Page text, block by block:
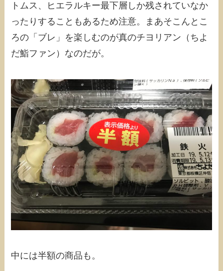
トムス、ヒエラルキー最下層しか残されていなか
ったりすることもあるため注意。まあそこんとこ
ろの「ブレ」を楽しむのが真のチヨリアン（ちよ
だ鮨ファン）なのだが。
中には半額の商品も。